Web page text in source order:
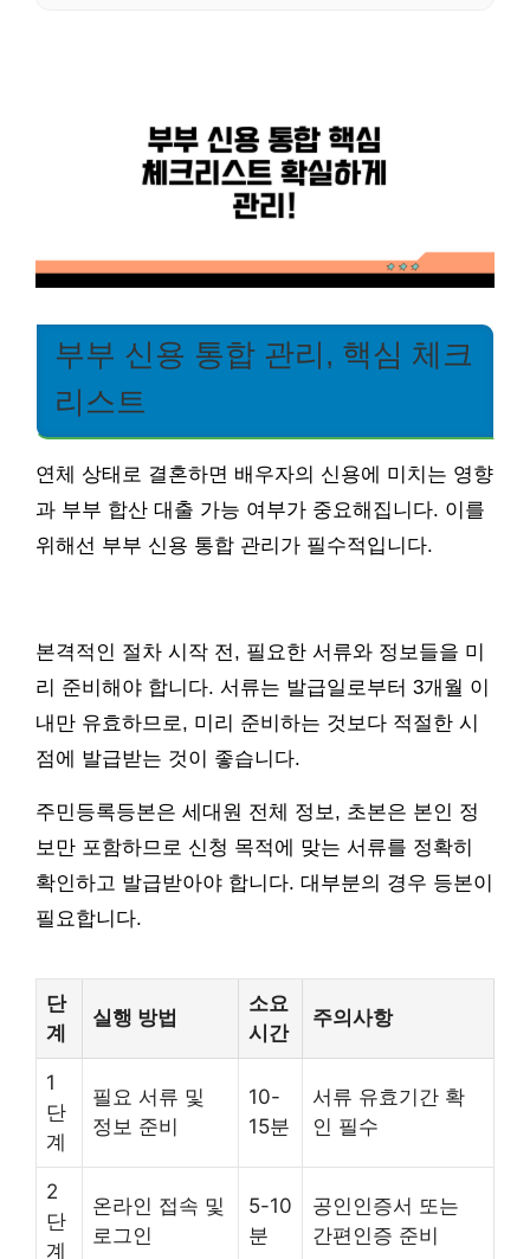
부부 신용 통합 관리, 핵심 체크
리스트
연체 상태로 결혼하면 배우자의 신용에 미치는 영향
과 부부 합산 대출 가능 여부가 중요해집니다. 이를
위해선 부부 신용 통합 관리가 필수적입니다.
본격적인 절차 시작 전, 필요한 서류와 정보들을 미
리 준비해야 합니다. 서류는 발급일로부터 3개월 이
내만 유효하므로, 미리 준비하는 것보다 적절한 시
점에 발급받는 것이 좋습니다.
주민등록등본은 세대원 전체 정보, 초본은 본인 정
보만 포함하므로 신청 목적에 맞는 서류를 정확히
확인하고 발급받아야 합니다. 대부분의 경우 등본이
필요합니다.
단
계
실행 방법
소요
시간
주의사항
1
단
계
필요 서류 및
정보 준비
10-
15분
서류 유효기간 확
인 필수
2
단
계
온라인 접속 및
로그인
5-10
분
공인인증서 또는
간편인증 준비